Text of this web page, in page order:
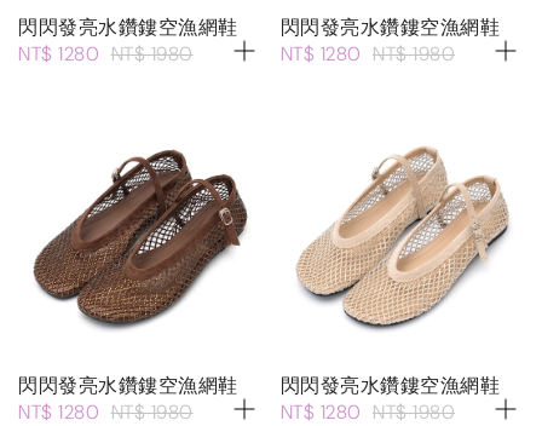
閃閃發亮水鑽鏤空漁網鞋
NT$ 1280 NT$ 1980
閃閃發亮水鑽鏤空漁網鞋
NT$ 1280 NT$ 1980
閃閃發亮水鑽鏤空漁網鞋
NT$ 1280 NT$ 1980
閃閃發亮水鑽鏤空漁網鞋
NT$ 1280 NT$ 1980